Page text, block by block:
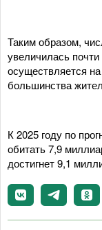
Таким образом,
увеличилась
осуществляется
большинства
К 2025 году по
обитать 7,9
достигнет 9,1